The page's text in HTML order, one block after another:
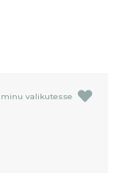
minu valikutesse